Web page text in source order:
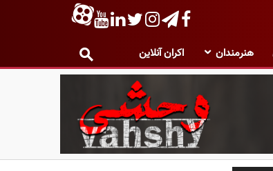
هنرمندان اکران آنلاین